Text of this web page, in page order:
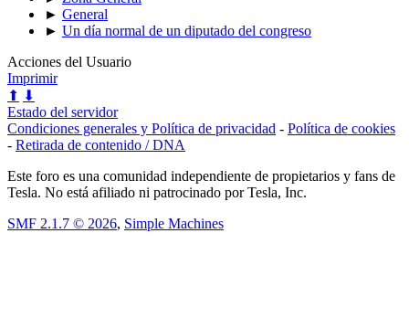
► General
► Un día normal de un diputado del congreso
Acciones del Usuario
Imprimir
⬆ ⬇
Estado del servidor
Condiciones generales y Política de privacidad - Política de cookies
- Retirada de contenido / DNA
Este foro es una comunidad independiente de propietarios y fans de
Tesla. No está afiliado ni patrocinado por Tesla, Inc.
SMF 2.1.7 © 2026, Simple Machines